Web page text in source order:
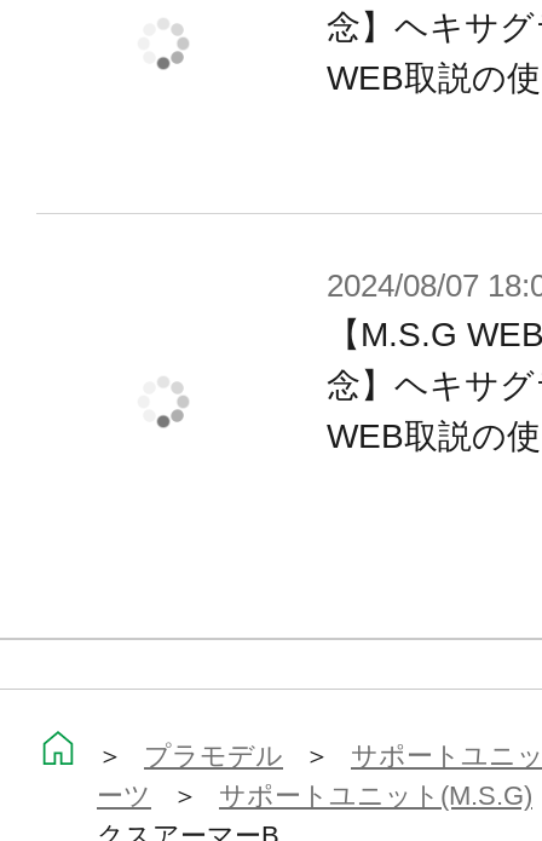
イント」と「5mmジョイント」を
■甲冑風アーマーA（フレームアーキ
■装甲取り付け用拡張ジョイント×１
■フレームアーキテクト用アペンド
※画像は開発中のものです。実際の
※本製品はお客様ご自身で組み立て
念】ヘキサ
WEB取説の
2024/08/07
【M.S.G
念】ヘキサ
WEB取説の
＞ プラモデル ＞ サポートユニ
ーツ
＞ サポートユニット(M.S.G)